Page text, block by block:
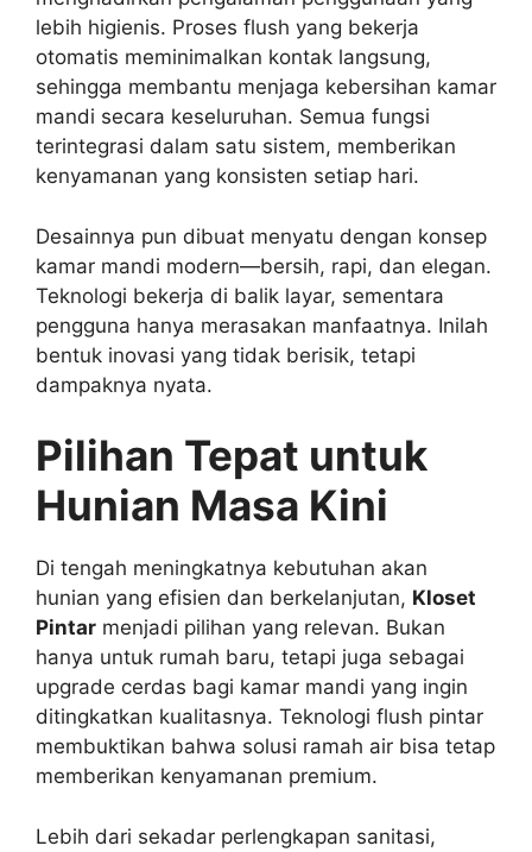
lebih higienis. Proses flush yang bekerja
otomatis meminimalkan kontak langsung,
sehingga membantu menjaga kebersihan kamar
mandi secara keseluruhan. Semua fungsi
terintegrasi dalam satu sistem, memberikan
kenyamanan yang konsisten setiap hari.
Desainnya pun dibuat menyatu dengan konsep
kamar mandi modern—bersih, rapi, dan elegan.
Teknologi bekerja di balik layar, sementara
pengguna hanya merasakan manfaatnya. Inilah
bentuk inovasi yang tidak berisik, tetapi
dampaknya nyata.
Pilihan Tepat untuk
Hunian Masa Kini
Di tengah meningkatnya kebutuhan akan
hunian yang efisien dan berkelanjutan, Kloset
Pintar menjadi pilihan yang relevan. Bukan
hanya untuk rumah baru, tetapi juga sebagai
upgrade cerdas bagi kamar mandi yang ingin
ditingkatkan kualitasnya. Teknologi flush pintar
membuktikan bahwa solusi ramah air bisa tetap
memberikan kenyamanan premium.
Lebih dari sekadar perlengkapan sanitasi,